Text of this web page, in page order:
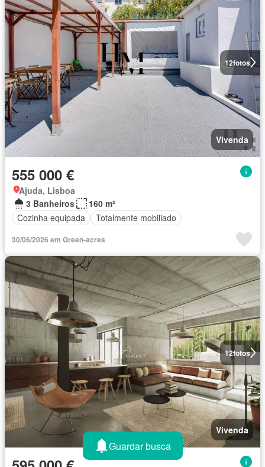
12fotos
Vivenda
555 000 €
Ajuda, Lisboa
3 Banheiros
160 m²
Cozinha equipada
Totalmente mobiliado
30/06/2026 em Green-acres
12fotos
Vivenda
Guardar busca